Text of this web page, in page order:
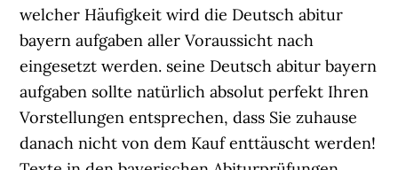
welcher Häufigkeit wird die Deutsch abitur
bayern aufgaben aller Voraussicht nach
eingesetzt werden. seine Deutsch abitur bayern
aufgaben sollte natürlich absolut perfekt Ihren
Vorstellungen entsprechen, dass Sie zuhause
danach nicht von dem Kauf enttäuscht werden!